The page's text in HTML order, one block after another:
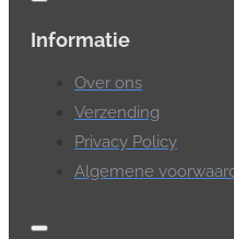
Informatie
Over ons
Verzending
Privacy Policy
Algemene